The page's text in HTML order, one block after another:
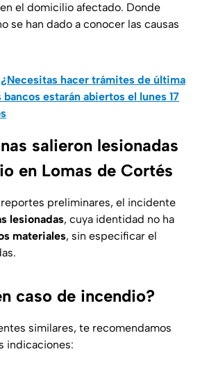
el domicilio afectado. Donde
se han dado a conocer las causas
¿Necesitas hacer trámites de última
estarán abiertos el lunes 17
salieron lesionadas
en Lomas de Cortés
preliminares, el incidente
lesionadas, cuya identidad no ha
materiales, sin especificar el
caso de incendio?
similares, te recomendamos
indicaciones: